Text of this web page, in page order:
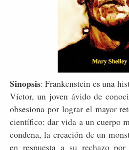
Sinopsis: Frankenstein es una
Víctor, un joven ávido de
obsesiona por lograr el mayor
científico: dar vida a un cuerpo
condena, la creación de un
en respuesta a su rechazo